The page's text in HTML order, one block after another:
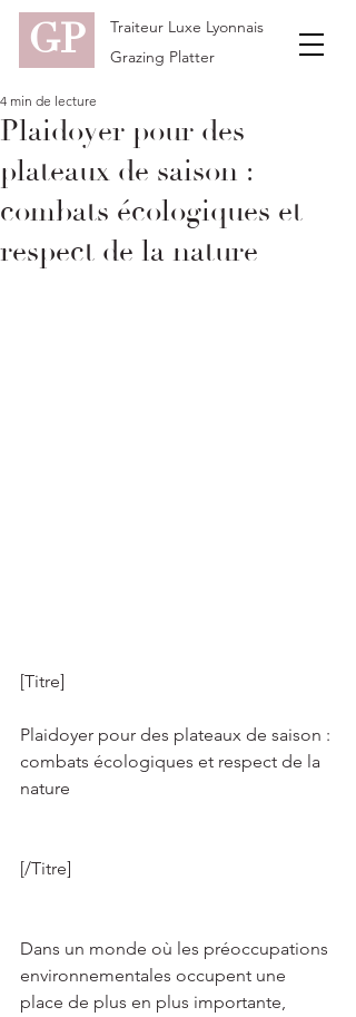
GP
Traiteur Luxe Lyonnais
Grazing Platter
Plaidoyer pour des
plateaux de saison :
combats écologiques et
respect de la nature
4 min de lecture
[Titre]
Plaidoyer pour des plateaux de saison :
combats écologiques et respect de la
nature
[/Titre]
Dans un monde où les préoccupations
environnementales occupent une
place de plus en plus importante,